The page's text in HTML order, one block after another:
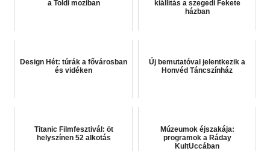
a Toldi moziban
kiállítás a szegedi Fekete
házban
Design Hét: túrák a fővárosban
és vidéken
Új bemutatóval jelentkezik a
Honvéd Táncszínház
Titanic Filmfesztivál: öt
helyszínen 52 alkotás
Múzeumok éjszakája:
programok a Ráday
KultUccában